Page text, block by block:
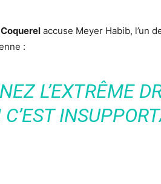
accuse Meyer Habib, l’un
:
L’EXTRÊME